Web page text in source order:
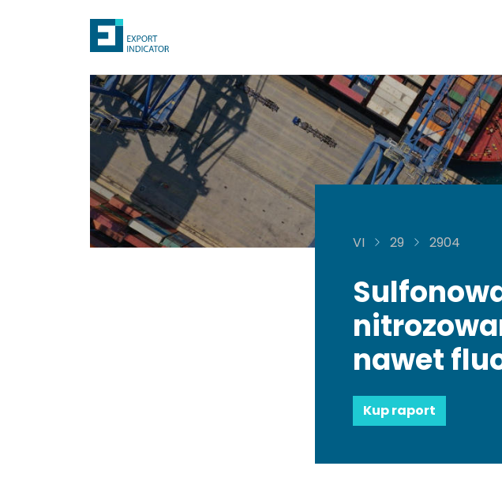
VI 29 2904
nawet
Kup raport